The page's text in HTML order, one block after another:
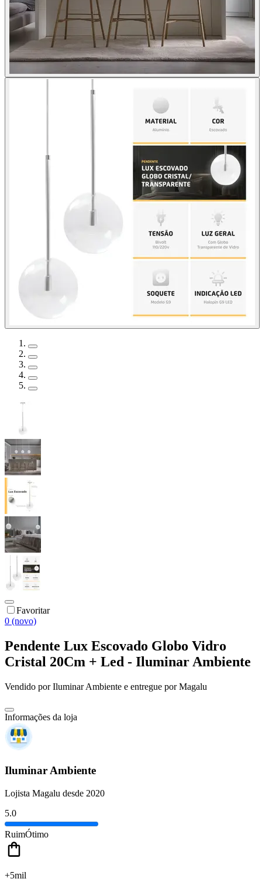
Favoritar
0 (novo)
Pendente Lux Escovado Globo Vidro
Cristal 20Cm + Led - Iluminar Ambiente
Vendido porIluminar Ambiente e entregue por Magalu
Informações da loja
Iluminar Ambiente
Lojista Magalu desde 2020
5.0
RuimÓtimo
+5mil